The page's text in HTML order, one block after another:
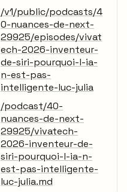
/v1/public/podcasts/4
0-nuances-de-next-
29925/episodes/vivat
ech-2026-inventeur-
de-siri-pourquoi-l-ia-
n-est-pas-
intelligente-luc-julia
/podcast/40-
nuances-de-next-
29925/vivatech-
2026-inventeur-de-
siri-pourquoi-l-ia-n-
est-pas-intelligente-
luc-julia.md